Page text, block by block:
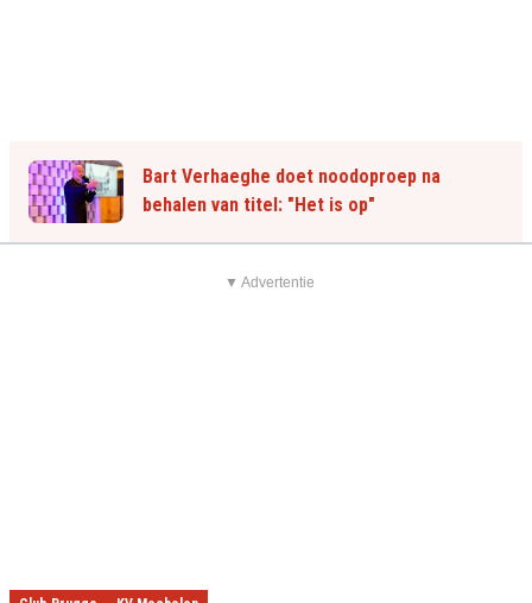
Bart Verhaeghe doet noodoproep na
behalen van titel: "Het is op"
▼ Advertentie